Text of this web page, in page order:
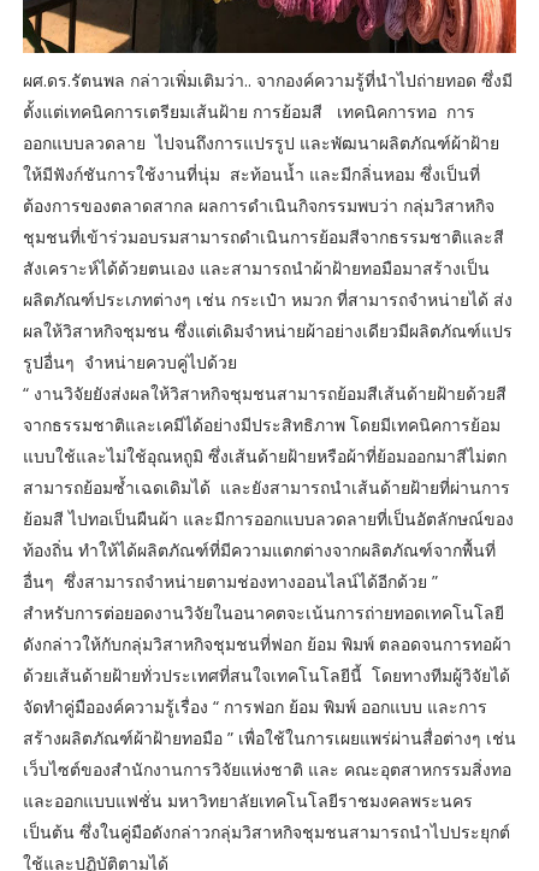
ผศ.ดร.รัตนพล กล่าวเพิ่มเติมว่า.. จากองค์ความรู้ที่นำไปถ่ายทอด ซึ่งมี
ตั้งแต่เทคนิคการเตรียมเส้นฝ้าย การย้อมสี เทคนิคการทอ การ
ออกแบบลวดลาย ไปจนถึงการแปรรูป และพัฒนาผลิตภัณฑ์ผ้าฝ้าย
ให้มีฟังก์ชันการใช้งานที่นุ่ม สะท้อนน้ำ และมีกลิ่นหอม ซึ่งเป็นที่
ต้องการของตลาดสากล ผลการดำเนินกิจกรรมพบว่า กลุ่มวิสาหกิจ
ชุมชนที่เข้าร่วมอบรมสามารถดำเนินการย้อมสีจากธรรมชาติและสี
สังเคราะห์ได้ด้วยตนเอง และสามารถนำผ้าฝ้ายทอมือมาสร้างเป็น
ผลิตภัณฑ์ประเภทต่างๆ เช่น กระเป๋า หมวก ที่สามารถจำหน่ายได้ ส่ง
ผลให้วิสาหกิจชุมชน ซึ่งแต่เดิมจำหน่ายผ้าอย่างเดียวมีผลิตภัณฑ์แปร
รูปอื่นๆ จำหน่ายควบคู่ไปด้วย
“ งานวิจัยยังส่งผลให้วิสาหกิจชุมชนสามารถย้อมสีเส้นด้ายฝ้ายด้วยสี
จากธรรมชาติและเคมีได้อย่างมีประสิทธิภาพ โดยมีเทคนิคการย้อม
แบบใช้และไม่ใช้อุณหถูมิ ซึ่งเส้นด้ายฝ้ายหรือผ้าที่ย้อมออกมาสีไม่ตก
สามารถย้อมซ้ำเฉดเดิมได้ และยังสามารถนำเส้นด้ายฝ้ายที่ผ่านการ
ย้อมสี ไปทอเป็นผืนผ้า และมีการออกแบบลวดลายที่เป็นอัตลักษณ์ของ
ท้องถิ่น ทำให้ได้ผลิตภัณฑ์ที่มีความแตกต่างจากผลิตภัณฑ์จากพื้นที่
อื่นๆ ซึ่งสามารถจำหน่ายตามช่องทางออนไลน์ได้อีกด้วย ”
สำหรับการต่อยอดงานวิจัยในอนาคตจะเน้นการถ่ายทอดเทคโนโลยี
ดังกล่าวให้กับกลุ่มวิสาหกิจชุมชนที่ฟอก ย้อม พิมพ์ ตลอดจนการทอผ้า
ด้วยเส้นด้ายฝ้ายทั่วประเทศที่สนใจเทคโนโลยีนี้ โดยทางทีมผู้วิจัยได้
จัดทำคู่มือองค์ความรู้เรื่อง “ การฟอก ย้อม พิมพ์ ออกแบบ และการ
สร้างผลิตภัณฑ์ผ้าฝ้ายทอมือ ” เพื่อใช้ในการเผยแพร่ผ่านสื่อต่างๆ เช่น
เว็บไซต์ของสำนักงานการวิจัยแห่งชาติ และ คณะอุตสาหกรรมสิ่งทอ
และออกแบบแฟชั่น มหาวิทยาลัยเทคโนโลยีราชมงคลพระนคร
เป็นต้น ซึ่งในคู่มือดังกล่าวกลุ่มวิสาหกิจชุมชนสามารถนำไปประยุกต์
ใช้และปฏิบัติตามได้